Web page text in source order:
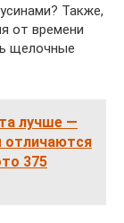
Также,
от времени
щелочные
лучше —
отличаются
375